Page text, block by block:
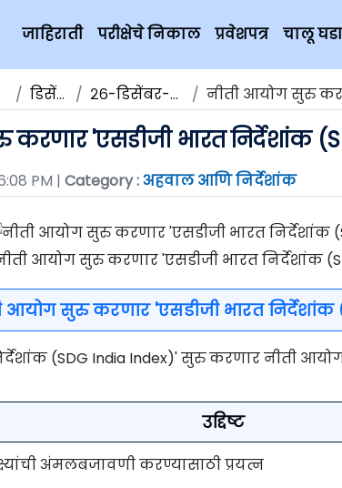
जाहिराती परीक्षेचे निकाल प्रवेशपत्र चालू
डिसेंबर २६-डिसेंबर-२०१९ नीती आयोग सुरु करणार
'एसडीजी भारत निर्देशांक
PM | Category :अहवाल आणि निर्देशांक
आयोग सुरु करणार 'एसडीजी भारत निर्देशांक
आयोग सुरु करणार 'एसडीजी भारत निर्देशांक
(SDG India Index)' सुरु करणार नीती
उद्दिष्ट
अंमलबजावणी करण्यासाठी प्रयत्न